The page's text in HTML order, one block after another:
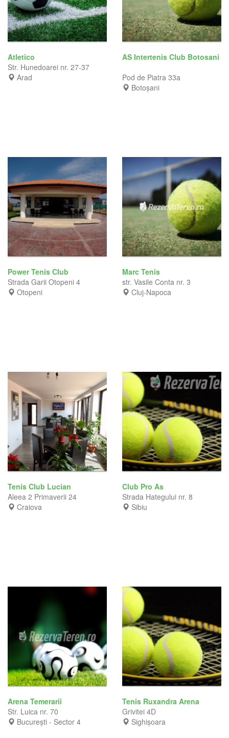
Atletico
Str. Hunedoarei nr. 27-37
Arad
AS Intertenis Club Botosani
Pod de Piatra 33a
Botoșani
Power Tenis Club
Strada Garii Otopeni 4
Otopeni
Marc Tenis
str. Vasile Conta nr. 3
Cluj-Napoca
Tenis Club Lucian
Aleea 2 Primaverii 24
Craiova
Club Pro As
Strada Hategului nr. 8
Sibiu
Arena Temerarii
Str. Luica nr. 70
București - Sector 4
Tenis Ruxandra Arena
Grivitei 4D
Sighișoara